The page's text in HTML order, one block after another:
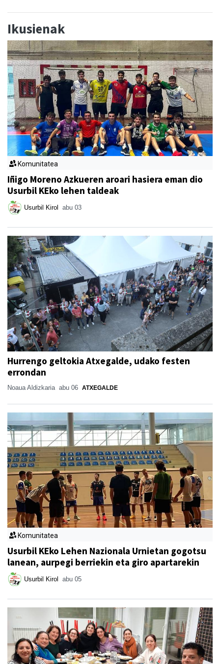
Ikusienak
Komunitatea
Iñigo Moreno Azkueren aroari hasiera eman dio
Usurbil KEko lehen taldeak
Usurbil Kirol abu 03
Hurrengo geltokia Atxegalde, udako festen
errondan
Noaua Aldizkaria abu 06 ATXEGALDE
Komunitatea
Usurbil KEko Lehen Nazionala Urnietan gogotsu
lanean, aurpegi berriekin eta giro apartarekin
Usurbil Kirol abu 05